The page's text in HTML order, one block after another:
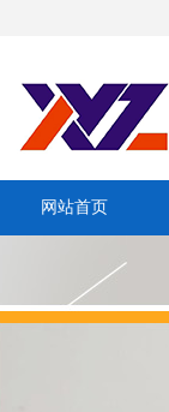
网站首页